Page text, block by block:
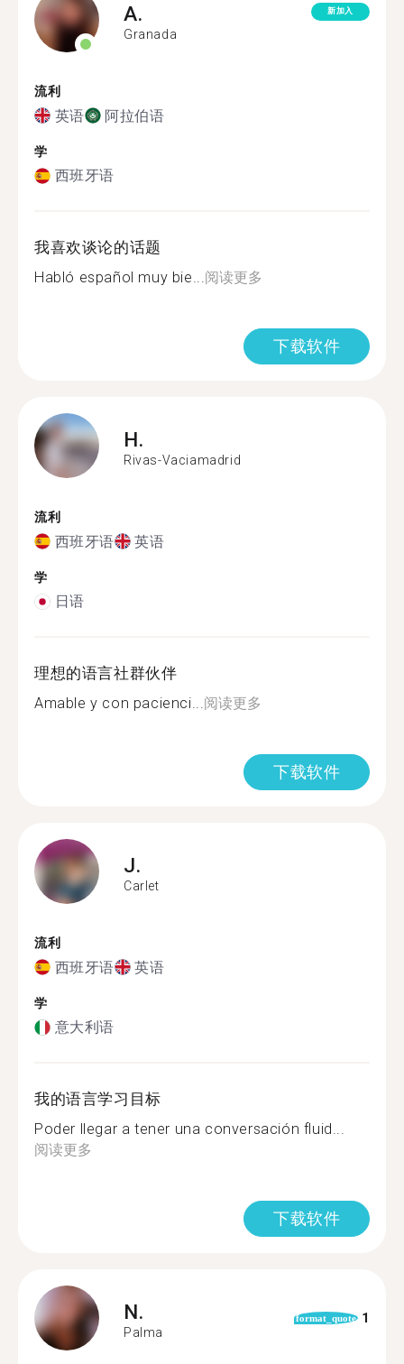
A.
Granada
新加入
流利
英语 阿拉伯语
学
西班牙语
我喜欢谈论的话题
Habló español muy bie...阅读更多
下载软件
H.
Rivas-Vaciamadrid
流利
西班牙语 英语
学
日语
理想的语言社群伙伴
Amable y con pacienci...阅读更多
下载软件
J.
Carlet
流利
西班牙语 英语
学
意大利语
我的语言学习目标
Poder llegar a tener una conversación fluid...
阅读更多
下载软件
N.
Palma
format_quote 1